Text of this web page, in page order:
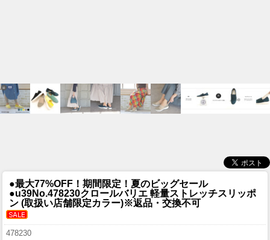
●最大77%OFF！期間限定！夏のビッグセール
●u39No.478230クロールバリエ 軽量ストレッチスリッポ
ン (取扱い店舗限定カラー)※返品・交換不可
478230